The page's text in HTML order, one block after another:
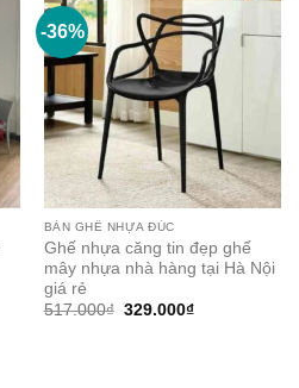
-36%
BÀN GHẾ NHỰA ĐÚC
Ghế nhựa căng tin đẹp ghế
mây nhựa nhà hàng tại Hà Nội
giá rẻ
517.000₫ Original
329.000₫Current